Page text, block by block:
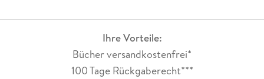
Ihre Vorteile:
Bücher versandkostenfrei*
100 Tage Rückgaberecht***